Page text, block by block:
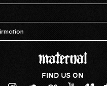
FIND US ON